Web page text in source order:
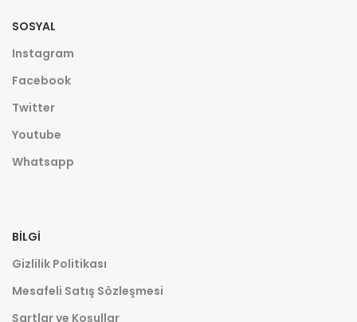
SOSYAL
Instagram
Facebook
Twitter
Youtube
Whatsapp
BILGI
Gizlilik Politikası
Mesafeli Satış Sözleşmesi
Şartlar ve Koşullar